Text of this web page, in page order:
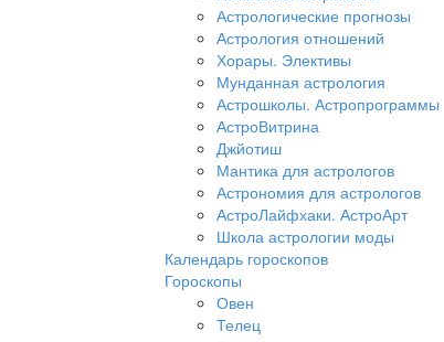
Астрологические прогнозы
Астрология отношений
Хорары. Элективы
Мунданная астрология
Астрошколы. Астропрограммы
АстроВитрина
Джйотиш
Мантика для астрологов
Астрономия для астрологов
АстроЛайфхаки. АстроАрт
Школа астрологии моды
Календарь гороскопов
Гороскопы
Овен
Телец